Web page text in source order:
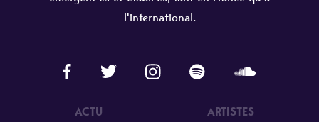
l'international.
ACTU ARTISTES